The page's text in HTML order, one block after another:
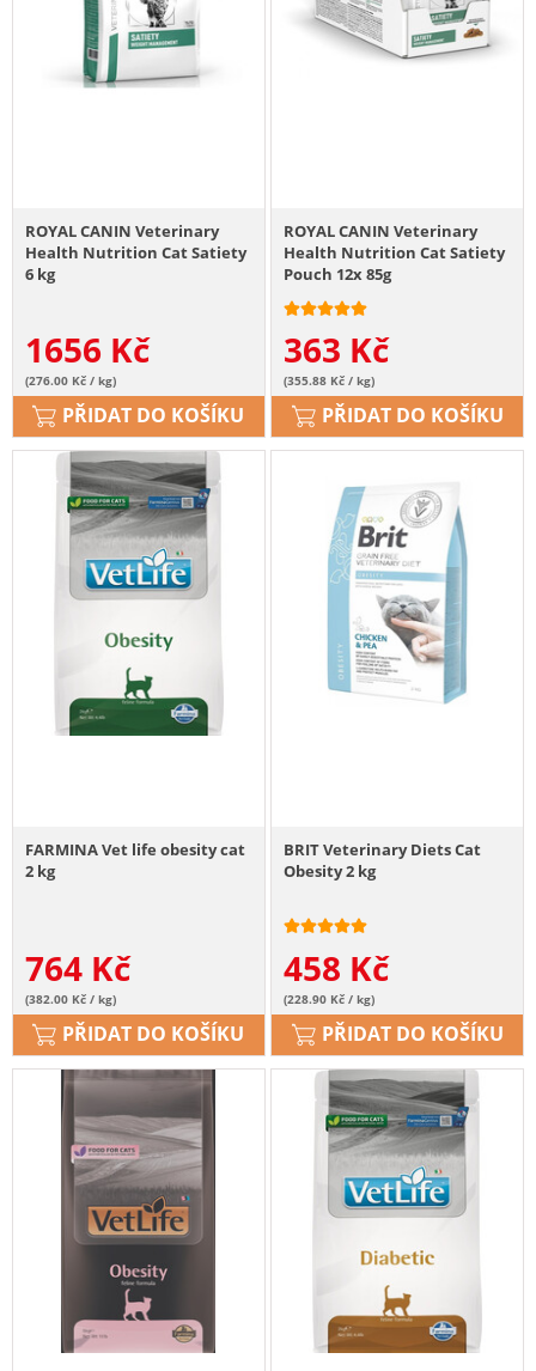
ROYAL CANIN Veterinary
Health Nutrition Cat Satiety
6 kg
1656 Kč
(276.00 Kč / kg)
PŘIDAT DO KOŠÍKU
ROYAL CANIN Veterinary
Health Nutrition Cat Satiety
Pouch 12x 85g
363 Kč
(355.88 Kč / kg)
PŘIDAT DO KOŠÍKU
FARMINA Vet life obesity cat
2 kg
764 Kč
(382.00 Kč / kg)
PŘIDAT DO KOŠÍKU
BRIT Veterinary Diets Cat
Obesity 2 kg
458 Kč
(228.90 Kč / kg)
PŘIDAT DO KOŠÍKU